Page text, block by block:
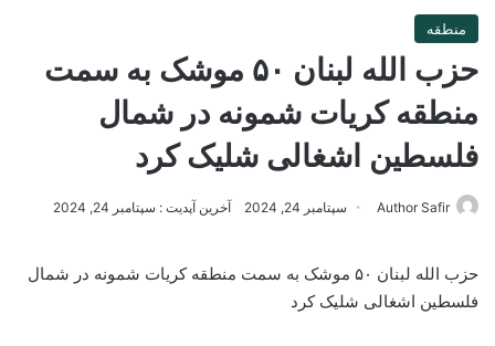
منطقه
حزب الله لبنان ۵۰ موشک به سمت
منطقه کریات شمونه در شمال
فلسطین اشغالی شلیک کرد
Author Safir سپتامبر 24, 2024 آخرین آپدیت : سپتامبر 24, 2024
حزب الله لبنان ۵۰ موشک به سمت منطقه کریات شمونه در شمال
فلسطین اشغالی شلیک کرد